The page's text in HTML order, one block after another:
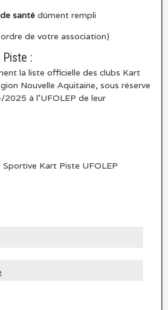
santé dûment rempli
de votre association)
Piste :
la liste officielle des clubs Kart
Nouvelle Aquitaine, sous réserve
à l’UFOLEP de leur
Kart Piste UFOLEP